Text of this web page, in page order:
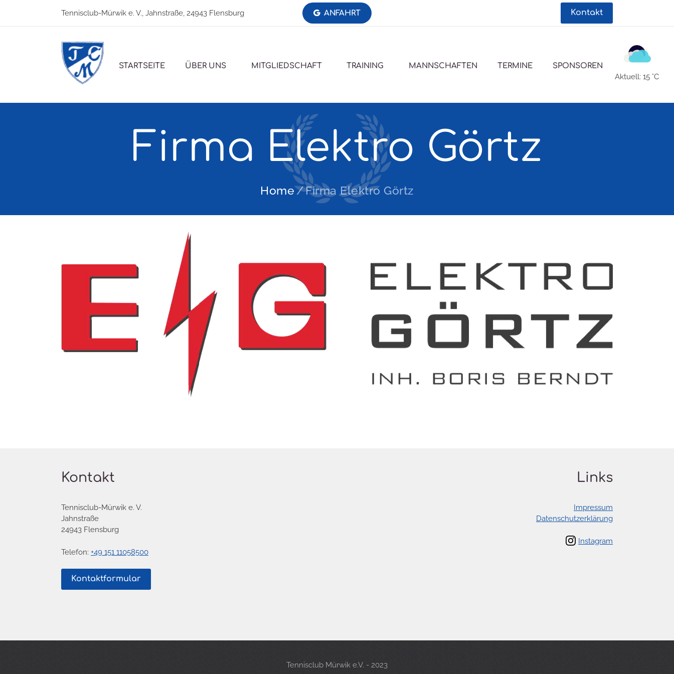
Tennisclub-Mürwik e. V., Jahnstraße, 24943 Flensburg ANFAHRT Kontakt
STARTSEITE ÜBER UNS MITGLIEDSCHAFT TRAINING MANNSCHAFTEN TERMINE SPONSOREN
Aktuell: 15 °C
Firma Elektro Görtz
Home Firma Elektro Görtz
Kontakt
Tennisclub-Mürwik e. V.
Jahnstraße
24943 Flensburg
Telefon: +49 151 11058500
Kontaktformular
Links
Impressum
Datenschutzerklärung
Instagram
Tennisclub Mürwik e.V. - 2023